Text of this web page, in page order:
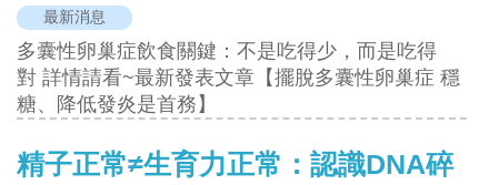
最新消息
多囊性卵巢症飲食關鍵：不是吃得少，而是吃得
對 詳情請看~最新發表文章【擺脫多囊性卵巢症 穩
糖、降低發炎是首務】
精子正常≠生育力正常：認識DNA碎